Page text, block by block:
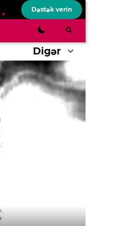
Dəstək verin
Digər